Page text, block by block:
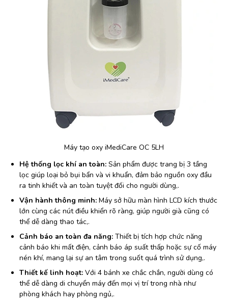
Máy tạo oxy iMediCare OC 5LH
Hệ thống lọc khí an toàn: Sản phẩm được trang bị 3 tầng
lọc giúp loại bỏ bụi bẩn và vi khuẩn, đảm bảo nguồn oxy đầu
ra tinh khiết và an toàn tuyệt đối cho người dùng,.
Vận hành thông minh: Máy sở hữu màn hình LCD kích thước
lớn cùng các nút điều khiển rõ ràng, giúp người già cũng có
thể dễ dàng thao tác,.
Cảnh báo an toàn đa năng: Thiết bị tích hợp chức năng
cảnh báo khi mất điện, cảnh báo áp suất thấp hoặc sự cố máy
nén khí, mang lại sự an tâm trong suốt quá trình sử dụng,.
Thiết kế linh hoạt: Với 4 bánh xe chắc chắn, người dùng có
thể dễ dàng di chuyển máy đến mọi vị trí trong nhà như
phòng khách hay phòng ngủ,.